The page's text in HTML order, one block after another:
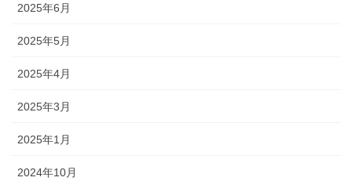
2025年6月
2025年5月
2025年4月
2025年3月
2025年1月
2024年10月